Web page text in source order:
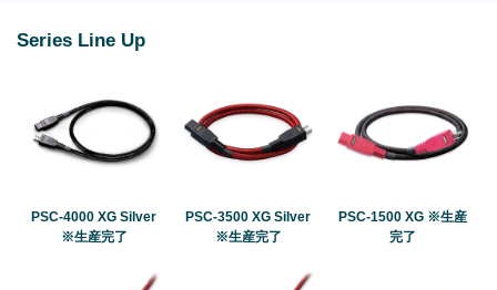
Series Line Up
PSC-4000 XG Silver
※生産完了
PSC-3500 XG Silver
※生産完了
PSC-1500 XG ※生産
完了